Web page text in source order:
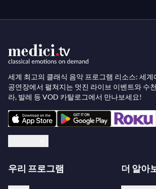
세계 최고의 클래식 음악 프로그램 리소스: 세계
공연장에서 펼쳐지는 멋진 라이브 이벤트와 수
라, 발레 등 VOD 카탈로그에서 만나보세요!
우리 프로그램 더 알아